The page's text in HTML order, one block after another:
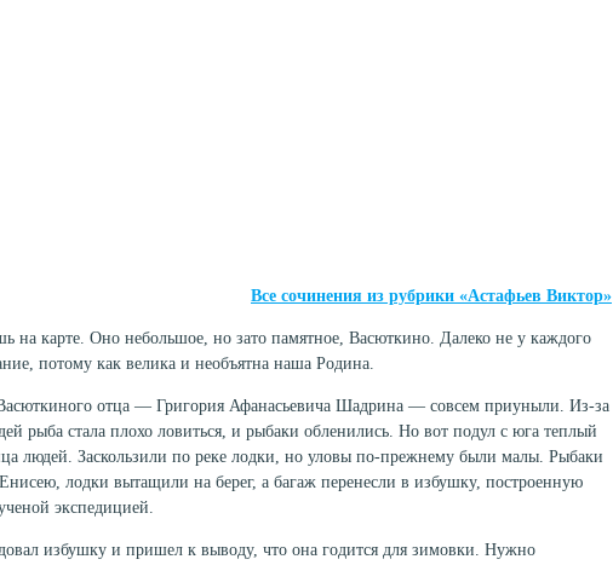
Все сочинения из рубрики «Астафьев Виктор»
на карте. Оно небольшое, но зато па­мятное, Васюткино. Далеко не у каждого
потому как велика и необъятна наша Родина.
отца — Григория Афанасье­вича Шадрина — совсем приуныли. Из-за
рыба стала плохо ловиться, и рыбаки обленились. Но вот подул с юга теплый
людей. Заскользили по реке лодки, но уловы по-прежнему были малы. Рыбаки
лодки вытащили на берег, а багаж перенесли в из­бушку, построенную
экспедицией.
избушку и пришел к выводу, что она годится для зимовки. Нужно